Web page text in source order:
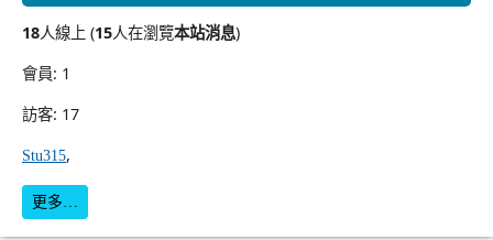
18人線上 (15人在瀏覽本站消息)
會員: 1
訪客: 17
Stu315,
更多…